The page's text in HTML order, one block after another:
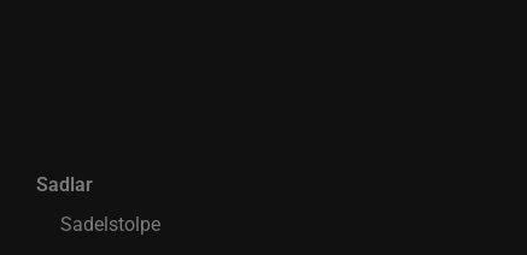
Sadlar
Sadelstolpe